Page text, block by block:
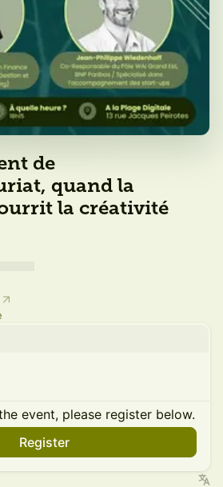
de
quand la
la créativité
event, please register below.
Register